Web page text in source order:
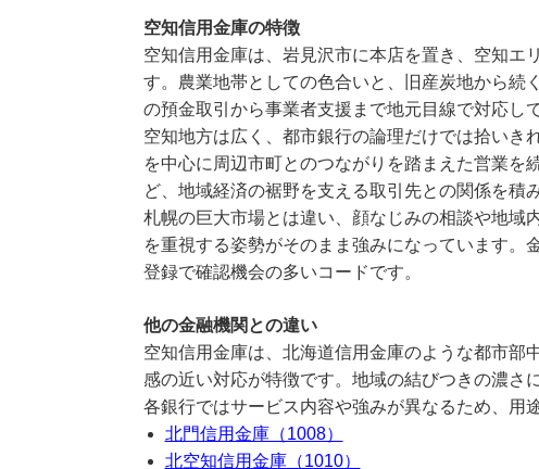
空知信用金庫の特徴
空知信用金庫は、岩見沢市に本店を置き、空知エ
す。農業地帯としての色合いと、旧産炭地から続
の預金取引から事業者支援まで地元目線で対応し
空知地方は広く、都市銀行の論理だけでは拾いき
を中心に周辺市町とのつながりを踏まえた営業を
ど、地域経済の裾野を支える取引先との関係を積
札幌の巨大市場とは違い、顔なじみの相談や地域
を重視する姿勢がそのまま強みになっています。
登録で確認機会の多いコードです。
他の金融機関との違い
空知信用金庫は、北海道信用金庫のような都市部
感の近い対応が特徴です。地域の結びつきの濃さ
各銀行ではサービス内容や強みが異なるため、用
北門信用金庫（1008）
北空知信用金庫（1010）